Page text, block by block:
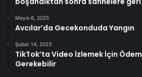
Mayıs 6, 2025
Avcılar’da Gecekonduda Yangın
Şubat 14, 2023
TikTok’ta Video İzlemek İçin
Gerekebilir